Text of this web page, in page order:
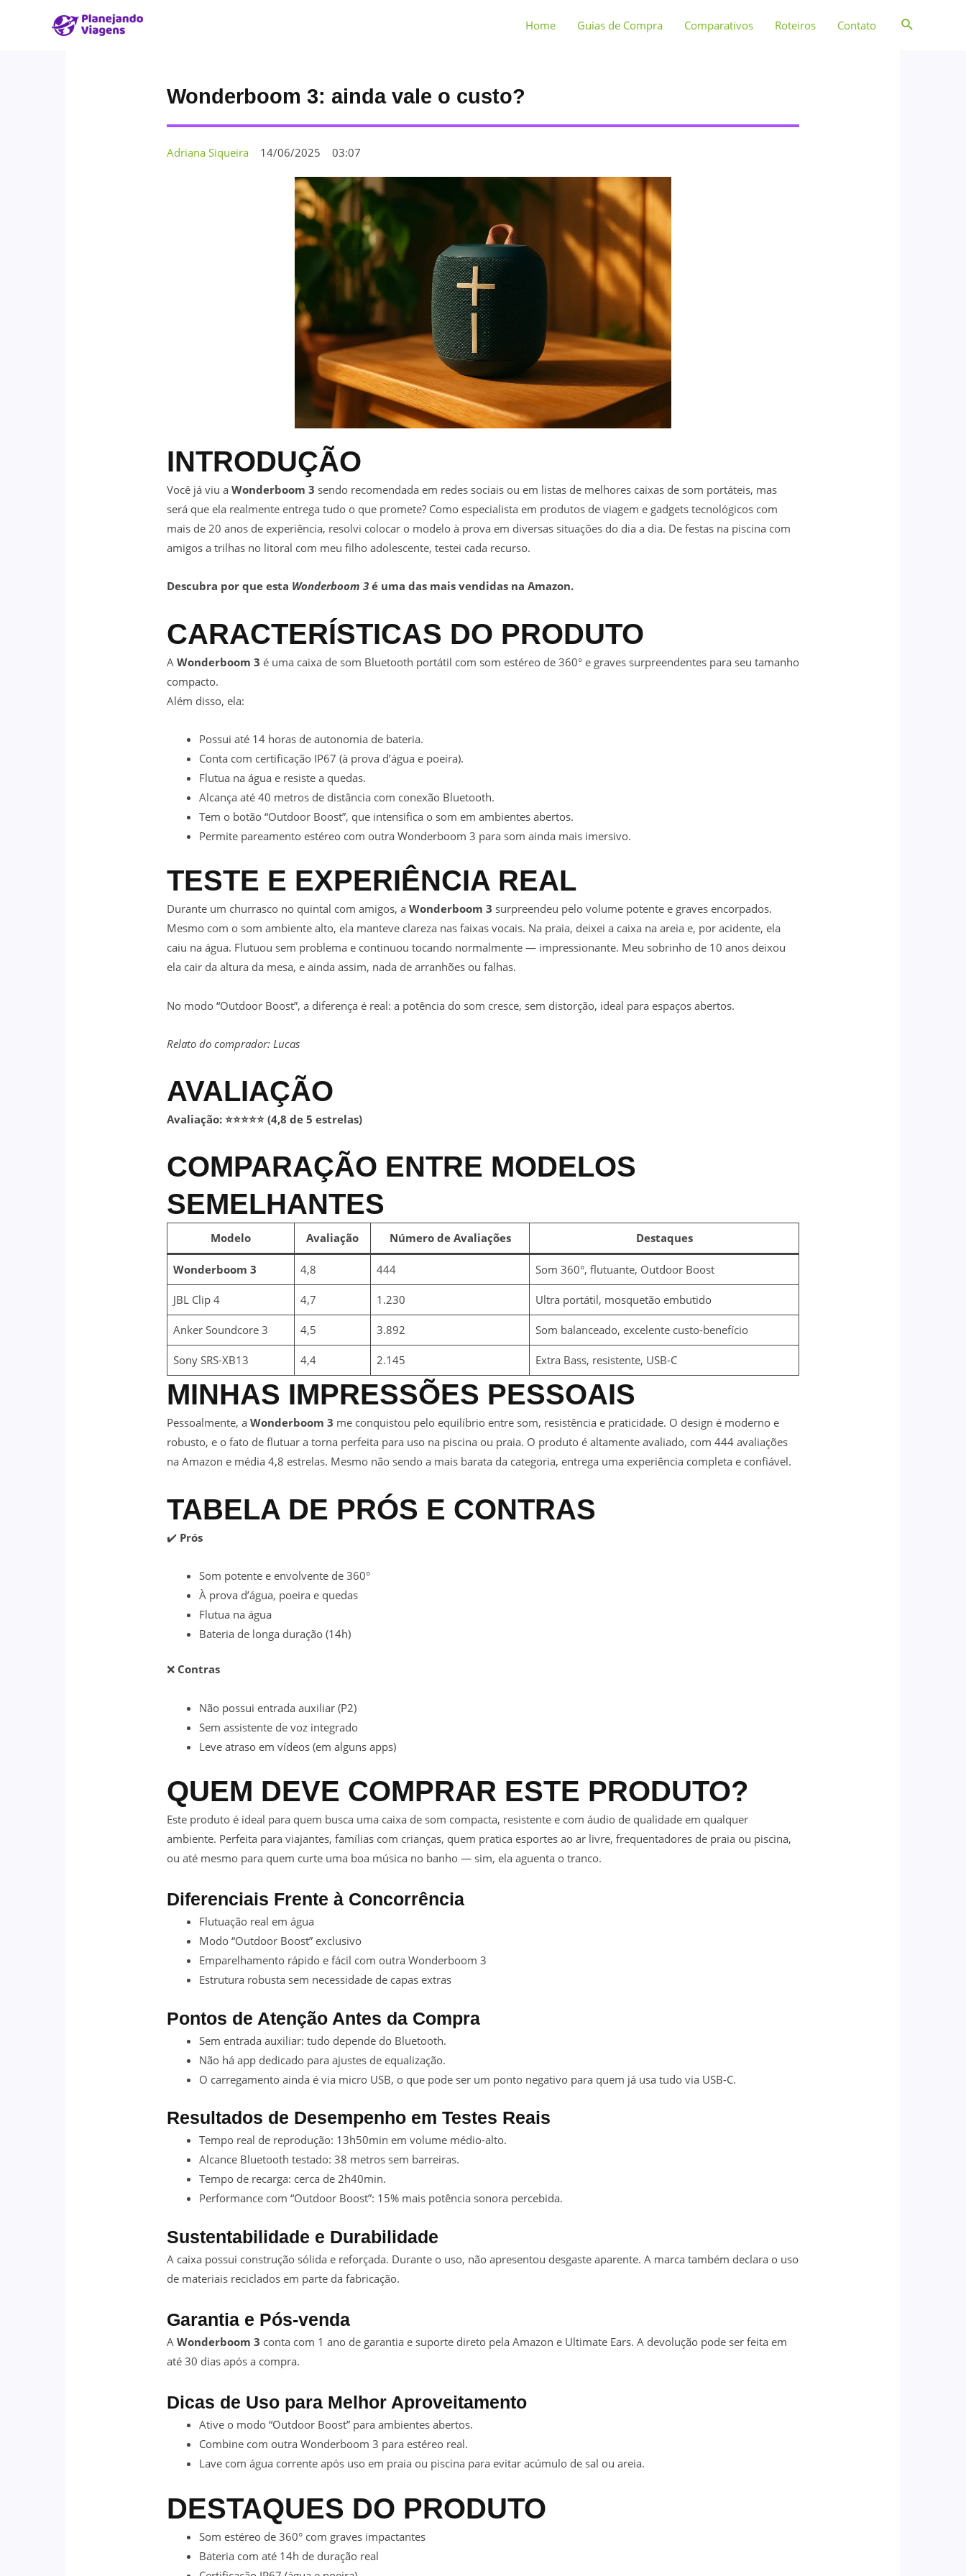
Home Guias de Compra Comparativos Roteiros Contato
Wonderboom 3: ainda vale o custo?
Adriana Siqueira 14/06/2025 03:07
INTRODUÇÃO
Você já viu a Wonderboom 3 sendo recomendada em redes sociais ou em listas de melhores caixas de som portáteis, mas
será que ela realmente entrega tudo o que promete? Como especialista em produtos de viagem e gadgets tecnológicos com
mais de 20 anos de experiência, resolvi colocar o modelo à prova em diversas situações do dia a dia. De festas na piscina com
amigos a trilhas no litoral com meu filho adolescente, testei cada recurso.
Descubra por que esta Wonderboom 3 é uma das mais vendidas na Amazon.
CARACTERÍSTICAS DO PRODUTO
A Wonderboom 3 é uma caixa de som Bluetooth portátil com som estéreo de 360° e graves surpreendentes para seu tamanho
compacto.
Além disso, ela:
Possui até 14 horas de autonomia de bateria.
Conta com certificação IP67 (à prova d’água e poeira).
Flutua na água e resiste a quedas.
Alcança até 40 metros de distância com conexão Bluetooth.
Tem o botão “Outdoor Boost”, que intensifica o som em ambientes abertos.
Permite pareamento estéreo com outra Wonderboom 3 para som ainda mais imersivo.
TESTE E EXPERIÊNCIA REAL
Durante um churrasco no quintal com amigos, a Wonderboom 3 surpreendeu pelo volume potente e graves encorpados.
Mesmo com o som ambiente alto, ela manteve clareza nas faixas vocais. Na praia, deixei a caixa na areia e, por acidente, ela
caiu na água. Flutuou sem problema e continuou tocando normalmente — impressionante. Meu sobrinho de 10 anos deixou
ela cair da altura da mesa, e ainda assim, nada de arranhões ou falhas.
No modo “Outdoor Boost”, a diferença é real: a potência do som cresce, sem distorção, ideal para espaços abertos.
Relato do comprador: Lucas
AVALIAÇÃO
Avaliação: ⭐⭐⭐⭐⭐ (4,8 de 5 estrelas)
COMPARAÇÃO ENTRE MODELOS
SEMELHANTES
Modelo Avaliação Número de Avaliações Destaques
Wonderboom 3 4,8 444 Som 360°, flutuante, Outdoor Boost
JBL Clip 4 4,7 1.230 Ultra portátil, mosquetão embutido
Anker Soundcore 3 4,5 3.892 Som balanceado, excelente custo-benefício
Sony SRS-XB13 4,4 2.145 Extra Bass, resistente, USB-C
MINHAS IMPRESSÕES PESSOAIS
Pessoalmente, a Wonderboom 3 me conquistou pelo equilíbrio entre som, resistência e praticidade. O design é moderno e
robusto, e o fato de flutuar a torna perfeita para uso na piscina ou praia. O produto é altamente avaliado, com 444 avaliações
na Amazon e média 4,8 estrelas. Mesmo não sendo a mais barata da categoria, entrega uma experiência completa e confiável.
TABELA DE PRÓS E CONTRAS
✔️ Prós
Som potente e envolvente de 360°
À prova d’água, poeira e quedas
Flutua na água
Bateria de longa duração (14h)
❌ Contras
Não possui entrada auxiliar (P2)
Sem assistente de voz integrado
Leve atraso em vídeos (em alguns apps)
QUEM DEVE COMPRAR ESTE PRODUTO?
Este produto é ideal para quem busca uma caixa de som compacta, resistente e com áudio de qualidade em qualquer
ambiente. Perfeita para viajantes, famílias com crianças, quem pratica esportes ao ar livre, frequentadores de praia ou piscina,
ou até mesmo para quem curte uma boa música no banho — sim, ela aguenta o tranco.
Diferenciais Frente à Concorrência
Flutuação real em água
Modo “Outdoor Boost” exclusivo
Emparelhamento rápido e fácil com outra Wonderboom 3
Estrutura robusta sem necessidade de capas extras
Pontos de Atenção Antes da Compra
Sem entrada auxiliar: tudo depende do Bluetooth.
Não há app dedicado para ajustes de equalização.
O carregamento ainda é via micro USB, o que pode ser um ponto negativo para quem já usa tudo via USB-C.
Resultados de Desempenho em Testes Reais
Tempo real de reprodução: 13h50min em volume médio-alto.
Alcance Bluetooth testado: 38 metros sem barreiras.
Tempo de recarga: cerca de 2h40min.
Performance com “Outdoor Boost”: 15% mais potência sonora percebida.
Sustentabilidade e Durabilidade
A caixa possui construção sólida e reforçada. Durante o uso, não apresentou desgaste aparente. A marca também declara o uso
de materiais reciclados em parte da fabricação.
Garantia e Pós-venda
A Wonderboom 3 conta com 1 ano de garantia e suporte direto pela Amazon e Ultimate Ears. A devolução pode ser feita em
até 30 dias após a compra.
Dicas de Uso para Melhor Aproveitamento
Ative o modo “Outdoor Boost” para ambientes abertos.
Combine com outra Wonderboom 3 para estéreo real.
Lave com água corrente após uso em praia ou piscina para evitar acúmulo de sal ou areia.
DESTAQUES DO PRODUTO
Som estéreo de 360° com graves impactantes
Bateria com até 14h de duração real